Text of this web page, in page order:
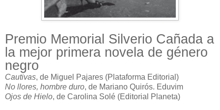
Premio Memorial Silverio Cañada a
la mejor primera novela de género
negro
Cautivas, de Miguel Pajares (Plataforma Editorial)
No llores, hombre duro, de Mariano Quirós. Eduvim
Ojos de Hielo, de Carolina Solé (Editorial Planeta)